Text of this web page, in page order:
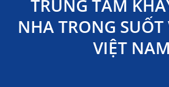
TRUNG TÂM
NHA TRONG
VIỆT NAM